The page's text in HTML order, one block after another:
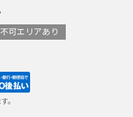
可エリアあり
。